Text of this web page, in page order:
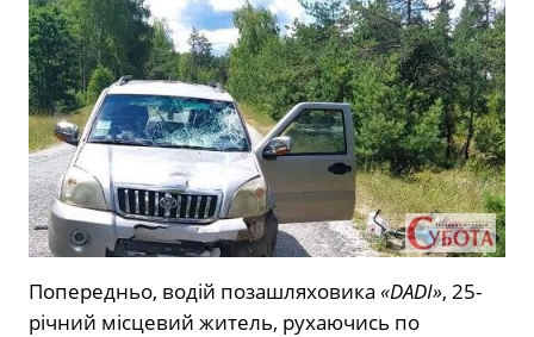
Попередньо, водій позашляховика «DADI», 25-
річний місцевий житель, рухаючись по